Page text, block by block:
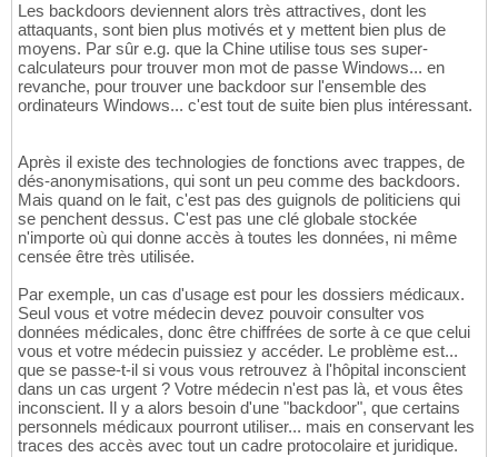
Les backdoors deviennent alors très attractives, dont les
attaquants, sont bien plus motivés et y mettent bien plus de
moyens. Par sûr e.g. que la Chine utilise tous ses super-
calculateurs pour trouver mon mot de passe Windows... en
revanche, pour trouver une backdoor sur l'ensemble des
ordinateurs Windows... c'est tout de suite bien plus intéressant.
Après il existe des technologies de fonctions avec trappes, de
dés-anonymisations, qui sont un peu comme des backdoors.
Mais quand on le fait, c'est pas des guignols de politiciens qui
se penchent dessus. C'est pas une clé globale stockée
n'importe où qui donne accès à toutes les données, ni même
censée être très utilisée.
Par exemple, un cas d'usage est pour les dossiers médicaux.
Seul vous et votre médecin devez pouvoir consulter vos
données médicales, donc être chiffrées de sorte à ce que celui
vous et votre médecin puissiez y accéder. Le problème est...
que se passe-t-il si vous vous retrouvez à l'hôpital inconscient
dans un cas urgent ? Votre médecin n'est pas là, et vous êtes
inconscient. Il y a alors besoin d'une "backdoor", que certains
personnels médicaux pourront utiliser... mais en conservant les
traces des accès avec tout un cadre protocolaire et juridique.